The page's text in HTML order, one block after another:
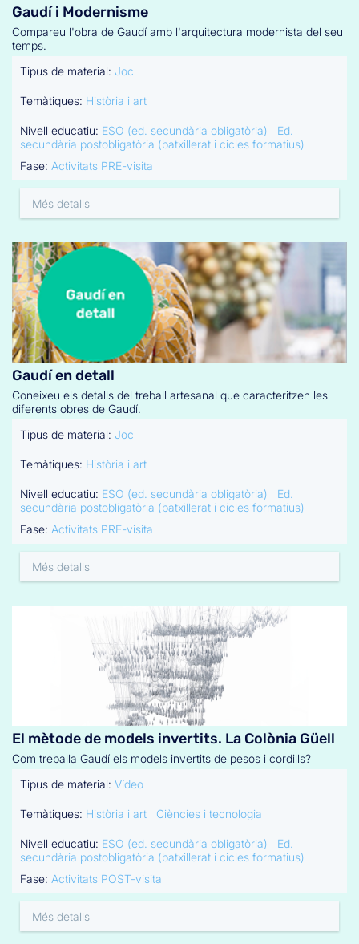
Gaudí i Modernisme
Compareu l'obra de Gaudí amb l'arquitectura modernista del seu
temps.
Tipus de material: Joc
Temàtiques: Història i art
Nivell educatiu: ESO (ed. secundària obligatòria)
Ed.
secundària postobligatòria (batxillerat i cicles formatius)
Fase: Activitats PRE-visita
Més detalls
Gaudí en detall
Coneixeu els detalls del treball artesanal que caracteritzen les
diferents obres de Gaudí.
Tipus de material: Joc
Temàtiques: Història i art
Nivell educatiu: ESO (ed. secundària obligatòria)
Ed.
secundària postobligatòria (batxillerat i cicles formatius)
Fase: Activitats PRE-visita
Més detalls
El mètode de models invertits. La Colònia Güell
Com treballa Gaudí els models invertits de pesos i cordills?
Tipus de material: Vídeo
Temàtiques: Història i art Ciències i tecnologia
Nivell educatiu: ESO (ed. secundària obligatòria)
Ed.
secundària postobligatòria (batxillerat i cicles formatius)
Fase: Activitats POST-visita
Més detalls